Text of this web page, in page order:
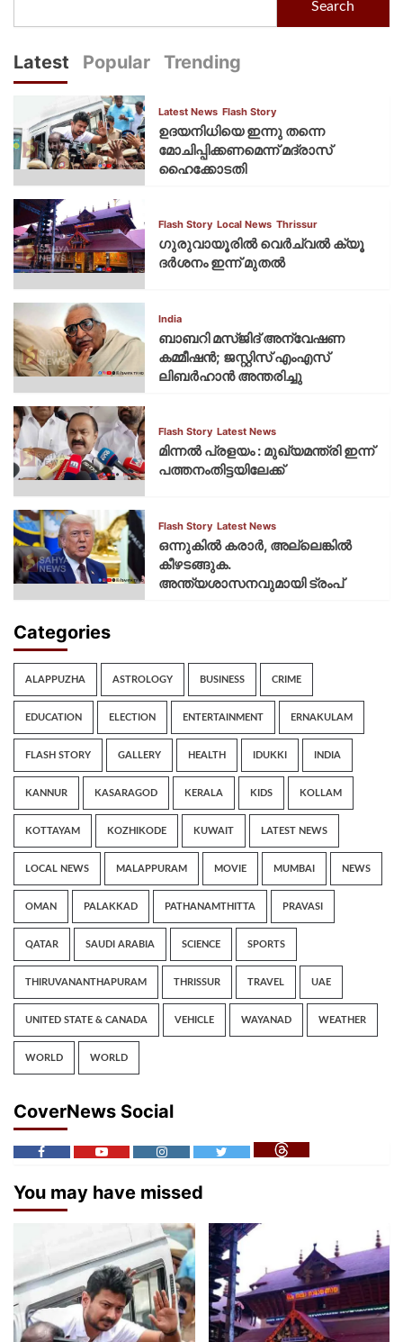
Search
Latest Popular Trending
Latest News Flash Story
ഉദയനിധിയെ ഇന്നു തന്നെ
മോചിപ്പിക്കണമെന്ന് മദ്രാസ്
ഹൈക്കോടതി
Flash Story Local News Thrissur
ഗുരുവായൂരില്‍ വെര്‍ച്വല്‍ ക്യൂ
ദര്‍ശനം ഇന്ന് മുതല്‍
India
ബാബറി മസ്ജിദ് അന്വേഷണ
കമ്മീഷന്‍; ജസ്റ്റിസ് എംഎസ്
ലിബര്‍ഹാന്‍ അന്തരിച്ചു
Flash Story Latest News
മിന്നല്‍ പ്രളയം : മുഖ്യമന്ത്രി ഇന്ന്
പത്തനംതിട്ടയിലേക്ക്
Flash Story Latest News
ഒന്നുകില്‍ കരാര്‍, അല്ലെങ്കില്‍
കീഴടങ്ങുക.
അന്ത്യശാസനവുമായി ട്രംപ്
Categories
ALAPPUZHA ASTROLOGY BUSINESS CRIME
EDUCATION ELECTION ENTERTAINMENT ERNAKULAM
FLASH STORY GALLERY HEALTH IDUKKI INDIA
KANNUR KASARAGOD KERALA KIDS KOLLAM
KOTTAYAM KOZHIKODE KUWAIT LATEST NEWS
LOCAL NEWS MALAPPURAM MOVIE MUMBAI NEWS
OMAN PALAKKAD PATHANAMTHITTA PRAVASI
QATAR SAUDI ARABIA SCIENCE SPORTS
THIRUVANANTHAPURAM THRISSUR TRAVEL UAE
UNITED STATE & CANADA VEHICLE WAYANAD WEATHER
WORLD WORLD
CoverNews Social
You may have missed